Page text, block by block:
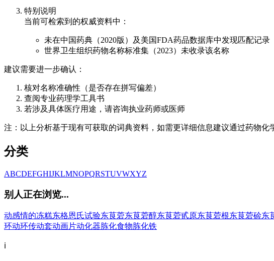
特别说明
当前可检索到的权威资料中：
未在中国药典（2020版）及美国FDA药品数据库中发现匹配记录
世界卫生组织药物名称标准集（2023）未收录该名称
建议需要进一步确认：
核对名称准确性（是否存在拼写偏差）
查阅专业药理学工具书
若涉及具体医疗用途，请咨询执业药师或医师
注：以上分析基于现有可获取的词典资料，如需更详细信息建议通过药物化
分类
ABCDEFGHIJKLMNOPQRSTUVWXYZ
别人正在浏览...
动感情的冻糕东格恩氏试验东茛菪东茛菪醇东茛菪甙原东茛菪根东茛菪硷东
环动环传动套动画片动化器胨化食物胨化铁
ℹ️